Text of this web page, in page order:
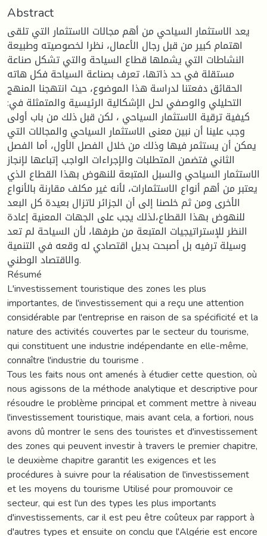
Abstract
يعد الاستثمار السياحي من أهم مجالات الاستثمار التي تلقى
اهتمام كبير من قبل رجال الأعمال، نظرا لخصوصيته وطبيعة
النشاطات التي يشملها قطاع السياحة والتي تشكل صناعة
مستقلة في حد ذاتها، تعرف بصناعة السياحة فكل هاته
الحقائق دفعتنا لدراسة هذا الموضوع، حيث انتهجنا المنهج
التحليلي والوصفي لحل الإشكالية الرئيسية والمتمثلة في:
كيفية ترقية الاستثمار السياحي ، لكن قبل ذلك من باب أولى
وجب علينا أن نبين معنى الاستثمار السياحي والمجالات التي
يمكن أن يستثمر فيها وذلك من خلال الفصل الأول، أما الفصل
الثاني فتضمن المتطلبات والإجراءات الواجب إتباعها لإنجاز
الاستثمار السياحي والسبل المتبعة للنهوض بهذا القطاع الذي
يعتبر من أهم أنواع الاستثمارات، لأنه غير مكلف مقارنة بالأنواع
الأخرى ومن ثم خلصنا إلى أن الجزائر لاتزال بعيدة كل البعد
للنهوض بهذا القطاع،لذلك يجب على الجهات المعنية إعادة
النظر للإستراتيجيات المتبعة من طرفها، لأن السياحة لم تعد
وسيلة ترفيه بل أصبحت بديل اقتصادي له وقعه في التنمية
والاقتصاد الوطني.
Résumé
L'investissement touristique des zones les plus
importantes, de l'investissement qui a reçu une attention
considérable par l'entreprise en raison de sa spécificité et la
nature des activités couvertes par le secteur du tourisme,
qui constituent une industrie indépendante en elle-même,
connaître l'industrie du tourisme .
Tous les faits nous ont amenés à étudier cette question, où
nous agissons de la méthode analytique et descriptive pour
résoudre le problème principal et comment mettre à niveau
l'investissement touristique, mais avant cela, a fortiori, nous
avons dû montrer le sens des touristes et d'investissement
des zones qui peuvent investir à travers le premier chapitre,
le deuxième chapitre garantit les exigences et les
procédures à suivre pour la réalisation de l'investissement
et les moyens du tourisme Utilisé pour promouvoir ce
secteur, qui est l'un des types les plus importants
d'investissements, car il est peu être coûteux par rapport à
d'autres types et ensuite on conclu que l'Algérie est encore